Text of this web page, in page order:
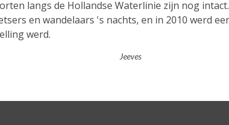
langs de Hollandse Waterlinie zijn nog
en wandelaars 's nachts, en in 2010 werd
werd.
Jeeves